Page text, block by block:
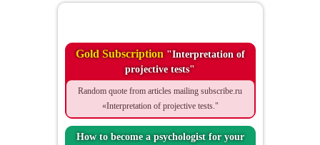
Gold Subscription"Interpretation of
projective tests"
Random quote from articles mailing subscribe.ru
«Interpretation of projective tests."
How to become a psychologist for your